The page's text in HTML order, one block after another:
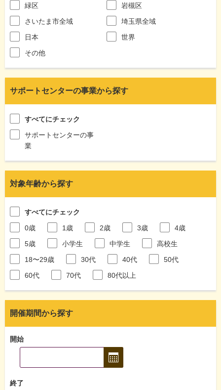
緑区
岩槻区
さいたま市全域
埼玉県全域
日本
世界
その他
サポートセンターの事業から探す
すべてにチェック
サポートセンターの事
業
対象年齢から探す
すべてにチェック
0歳
1歳 2歳 3歳
4歳
5歳
小学生 中学生
高校生
18〜29歳
30代 40代
50代
60代
70代 80代以上
開催期間から探す
開始
終了